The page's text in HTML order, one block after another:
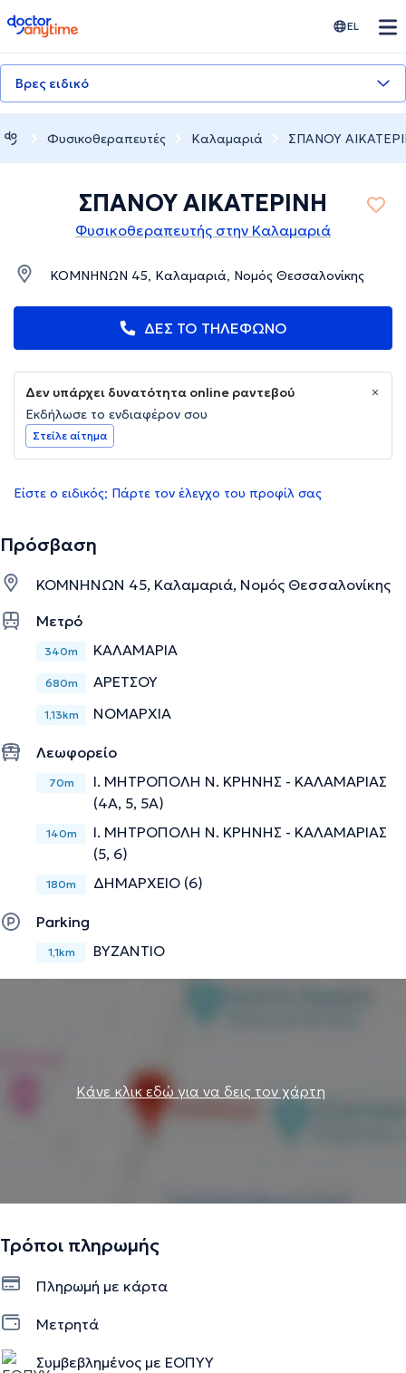
doctoranytime EL
Βρες ειδικό
Φυσικοθεραπευτές Καλαμαριά ΣΠΑΝΟΥ
ΣΠΑΝΟΥ ΑΙΚΑΤΕΡΙΝΗ
Φυσικοθεραπευτής στην Καλαμαριά
ΚΟΜΝΗΝΩΝ 45, Καλαμαριά, Νομός Θεσσαλονίκης
ΔΕΣ ΤΟ ΤΗΛΕΦΩΝΟ
Δεν υπάρχει δυνατότητα online ραντεβού
Εκδήλωσε το ενδιαφέρον σου
Στείλε αίτημα
Είστε ο ειδικός; Πάρτε τον έλεγχο του προφίλ σας
Πρόσβαση
ΚΟΜΝΗΝΩΝ 45, Καλαμαριά, Νομός Θεσσαλονίκης
Μετρό
340m ΚΑΛΑΜΑΡΙΑ
680m ΑΡΕΤΣΟΥ
1,13km ΝΟΜΑΡΧΙΑ
Λεωφορείο
70m
Ι. ΜΗΤΡΟΠΟΛΗ Ν. ΚΡΗΝΗΣ - ΚΑΛΑΜΑΡΙΑΣ
(4Α, 5, 5Α)
140m
Ι. ΜΗΤΡΟΠΟΛΗ Ν. ΚΡΗΝΗΣ - ΚΑΛΑΜΑΡΙΑΣ
(5, 6)
180m ΔΗΜΑΡΧΕΙΟ (6)
Parking
1,1km ΒΥΖΑΝΤΙΟ
Κάνε κλικ εδώ για να δεις τον χάρτη
Τρόποι πληρωμής
Πληρωμή με κάρτα
Μετρητά
Συμβεβλημένος με ΕΟΠΥΥ